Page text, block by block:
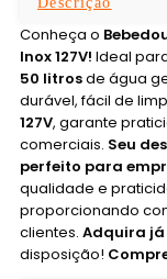
Conheça o
Inox 127V! Ideal
50 litrosde água
durável, fácil de
127V, garante
comerciais. Seu
perfeito para
qualidade e
proporcionando
clientes. Adquira já
disposição!